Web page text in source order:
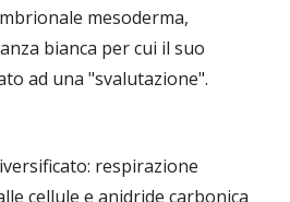
mesoderma,
bianca per cui il suo
ad una "svalutazione".
respirazione
cellule e anidride carbonica